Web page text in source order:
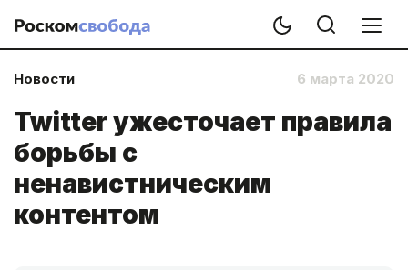
Новости 6 марта 2020
Twitter ужесточает правила
борьбы с
ненавистническим
контентом